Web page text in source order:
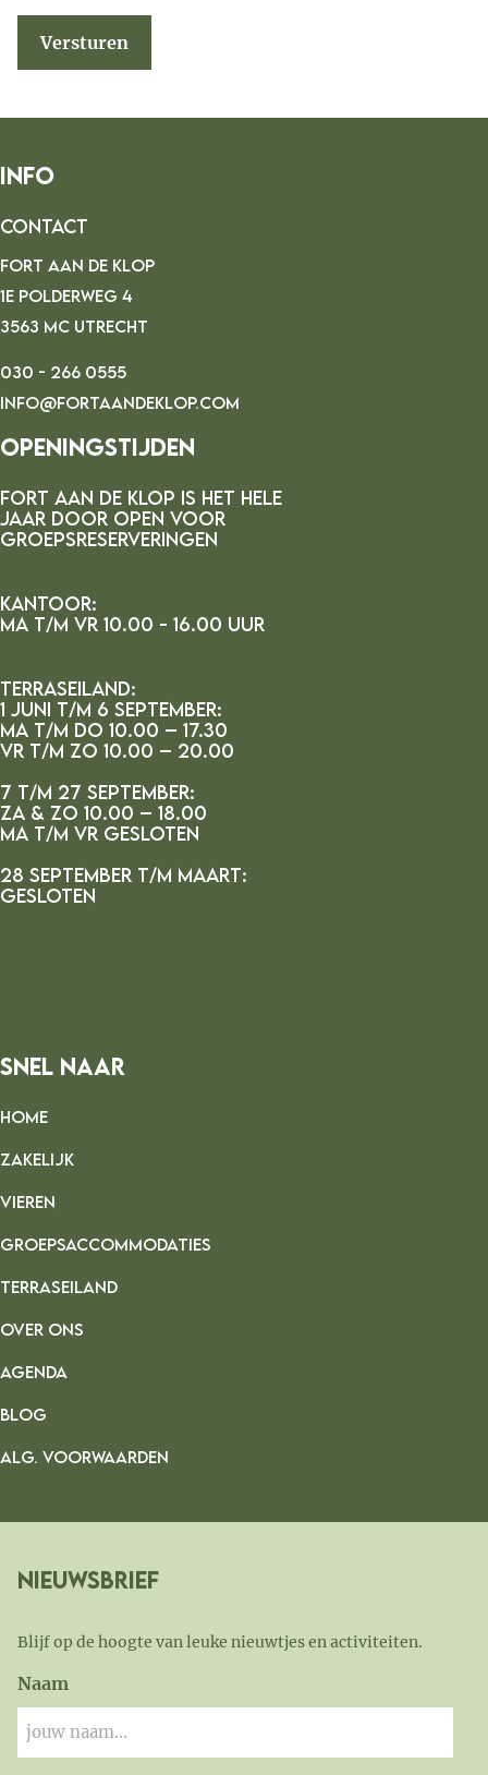
Versturen
Info
Contact
FORT AAN DE KLOP
1E POLDERWEG 4
3563 MC UTRECHT
030 - 266 0555
INFO@FORTAANDEKLOP.COM
Openingstijden
FORT AAN DE kLOP IS HET HELE
JAAR DOOR OPEN VOOR
GROEPSRESERVERINGEN
Kantoor:
MA t/m vr 10.00 - 16.00 uur
Terraseiland:
1 juni t/m 6 september:
ma t/m do 10.00 – 17.30
vr t/m zo 10.00 – 20.00
7 t/m 27 september:
za & zo 10.00 – 18.00
ma t/m vr gesloten
28 september t/m maart:
gesloten
Snel Naar
HOME
ZAKELIJK
VIEREN
GROEPSACCOMMODATIES
TERRASEILAND
OVER ONS
AGENDA
BLOG
ALG. VOORWAARDEN
Nieuwsbrief
Blijf op de hoogte van leuke nieuwtjes en activiteiten.
Naam